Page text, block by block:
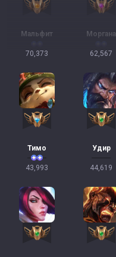
Мальфит
70,373
Моргана
62,567
Тимо
43,993
Удир
44,619